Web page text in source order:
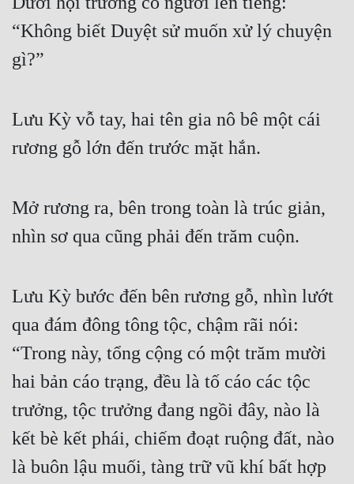
Đẹp
Đẹp Hiệp
Vô Sỉ
Điềm Đạm
“Không biết Duyệt sử muốn xử lý chuyện
gì?”
Lưu Kỳ vỗ tay, hai tên gia nô bê một cái
rương gỗ lớn đến trước mặt hắn.
Mở rương ra, bên trong toàn là trúc giản,
nhìn sơ qua cũng phải đến trăm cuộn.
Lưu Kỳ bước đến bên rương gỗ, nhìn lướt
qua đám đông tông tộc, chậm rãi nói:
“Trong này, tổng cộng có một trăm mười
hai bản cáo trạng, đều là tố cáo các tộc
trưởng, tộc trưởng đang ngồi đây, nào là
kết bè kết phái, chiếm đoạt ruộng đất, nào
là buôn lậu muối, tàng trữ vũ khí bất hợp